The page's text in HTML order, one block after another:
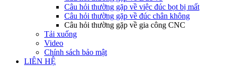
Câu hỏi thường gặp về việc đúc bọt bị mất
Câu hỏi thường gặp về đúc chân không
Câu hỏi thường gặp về gia công CNC
Tải xuống
Video
Chính sách bảo mật
LIÊN HỆ